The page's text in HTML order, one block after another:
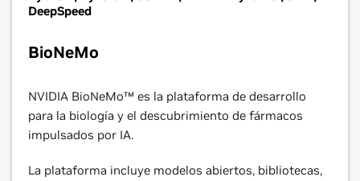
DeepSpeed
BioNeMo
NVIDIA BioNeMo™ es la plataforma de desarrollo
para la biología y el descubrimiento de fármacos
impulsados por IA.
La plataforma incluye modelos abiertos, bibliotecas,